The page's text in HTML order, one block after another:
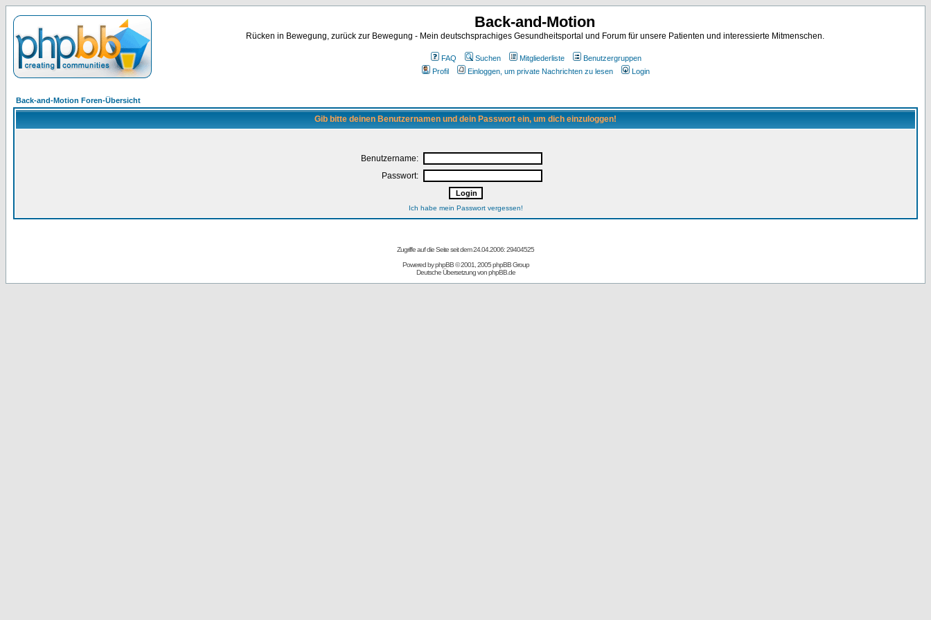
Back-and-Motion
Rücken in Bewegung, zurück zur Bewegung - Mein deutschsprachiges Gesundheitsportal und Forum für unsere Patienten und interessierte Mitmenschen.
FAQ Suchen Mitgliederliste
Benutzergruppen
Profil
Einloggen, um private Nachrichten zu lesen Login
Back-and-Motion Foren-Übersicht
Gib bitte deinen Benutzernamen und dein Passwort ein, um dich einzuloggen!
Benutzername:
Passwort:
Ich habe mein Passwort vergessen!
Zugriffe auf die Seite seit dem 24.04.2006: 29404525
Powered byphpBB© 2001, 2005 phpBB Group
Deutsche Übersetzung vonphpBB.de